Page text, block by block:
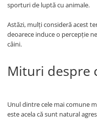
sporturi de luptă cu animale.
Astăzi, mulți consideră acest
deoarece induce o percepție
câini.
Mituri despre
Unul dintre cele mai comune
este acela că sunt natural